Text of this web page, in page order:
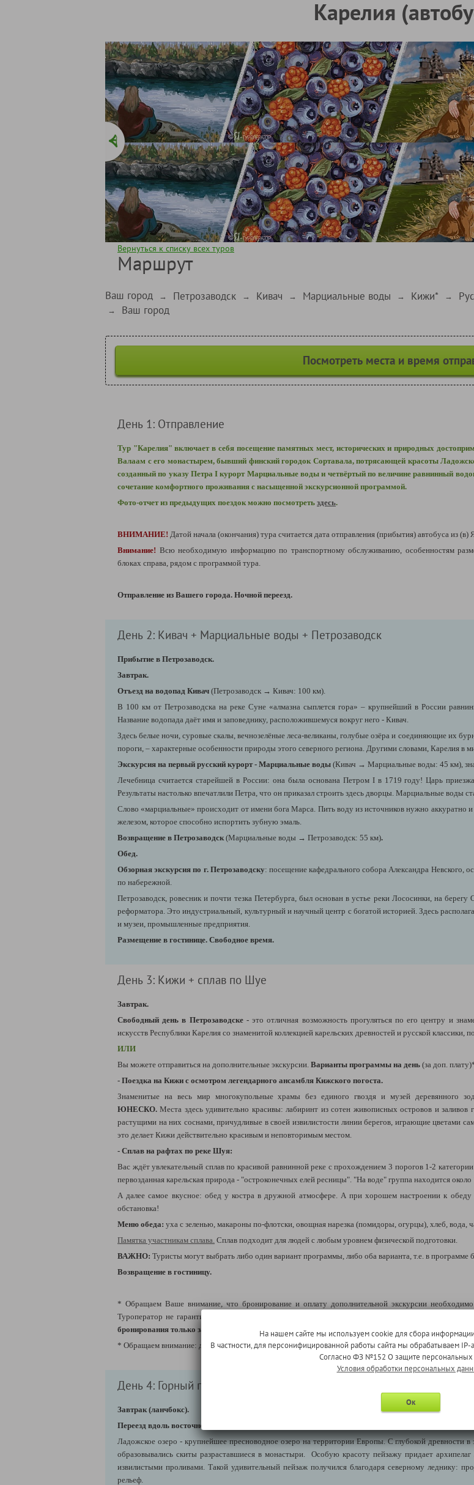
Карелия
Вернуться к списку всех туров
Маршрут
Ваш город → Петрозаводск → Кивач → Марциальные воды → Кижи* →
→ Ваш город
Посмотреть места и время
День 1: Отправление
Тур "Карелия" включает в себя посещение памятных мест, исторических и природных
Валаам с его монастырем, бывший финский городок Сортавала, потрясающей красоты
созданный по указу Петра I курорт Марциальные воды и четвёртый по величине равнинный
сочетание комфортного проживания с насыщенной экскурсионной программой.
Фото-отчет из предыдущих поездок можно посмотреть здесь.
ВНИМАНИЕ! Датой начала (окончания) тура считается дата отправления (прибытия) автобуса из (в)
Внимание! Всю необходимую информацию по транспортному обслуживанию, особенностям
блоках справа, рядом с программой тура.
Отправление из Вашего города. Ночной переезд.
День 2: Кивач + Марциальные воды + Петрозаводск
Прибытие в Петрозаводск.
Завтрак.
Отъезд на водопад Кивач (Петрозаводск → Кивач: 100 км).
В 100 км от Петрозаводска на реке Суне «алмазна сыплется гора» – крупнейший в России
Название водопада даёт имя и заповеднику, расположившемуся вокруг него - Кивач.
Здесь белые ночи, суровые скалы, вечнозелёные леса-великаны, голубые озёра и соединяющие их
пороги, – характерные особенности природы этого северного региона. Другими словами, Карелия в
Экскурсия на первый русский курорт - Марциальные воды (Кивач → Марциальные воды: 45 км),
Лечебница считается старейшей в России: она была основана Петром I в 1719 году! Царь
Результаты настолько впечатлили Петра, что он приказал строить здесь дворцы. Марциальные воды
Слово «марциальные» происходит от имени бога Марса. Пить воду из источников нужно аккуратно
железом, которое способно испортить зубную эмаль.
Возвращение в Петрозаводск(Марциальные воды → Петрозаводск: 55 км).
Обед.
Обзорная экскурсия по г. Петрозаводску: посещение кафедрального собора Александра Невского,
по набережной.
Петрозаводск, ровесник и почти тезка Петербурга, был основан в устье реки Лососинки, на
реформатора. Это индустриальный, культурный и научный центр с богатой историей. Здесь
и музеи, промышленные предприятия.
Размещение в гостинице. Свободное время.
День 3: Кижи + сплав по Шуе
Завтрак.
Свободный день в Петрозаводске -это отличная возможность прогуляться по его центру и
искусств Республики Карелия со знаменитой коллекцией карельских древностей и русской классики,
ИЛИ
Вы можете отправиться на дополнительные экскурсии. Варианты программы на день (за доп.
- Поездка на Кижи с осмотром легендарного ансамбля Кижского погоста.
Знаменитые на весь мир многокупольные храмы без единого гвоздя и музей деревянного
ЮНЕСКО. Места здесь удивительно красивы: лабиринт из сотен живописных островов и
растущими на них соснами, причудливые в своей извилистости линии берегов, играющие цветами
это делает Кижи действительно красивым и неповторимым местом.
- Сплав на рафтах по реке Шуя:
Вас ждёт увлекательный сплав по красивой равнинной реке с прохождением 3 порогов 1-2
первозданная карельская природа - "остроконечных елей ресницы". "На воде" группа находится
А далее самое вкусное: обед у костра в дружной атмосфере. А при хорошем настроении к обеду
обстановка!
Меню обеда: уха с зеленью, макароны по-флотски, овощная нарезка (помидоры, огурцы), хлеб, вода,
Памятка участникам сплава. Сплав подходит для людей с любым уровнем физической подготовки.
ВАЖНО: Туристы могут выбрать либо один вариант программы, либо оба варианта, т.е. в
Возвращение в гостиницу.
* Обращаем Ваше внимание, что бронирование и оплату дополнительной экскурсии
Туроператор не гарантирует её подтверждения, а при бронировании на месте стоимость будет
бронирования только заранее!
* Обращаем внимание: данная дополнительная экскурсия состоится при наборе группы от 10 человек.
День 4: Горный парк Рускеала + Сортавала
Завтрак (ланчбокс).
Переезд вдоль восточного побережья Ладожского озера «Древнее Нево»
Ладожское озеро - крупнейшее пресноводное озеро на территории Европы. С глубокой древности в
образовывались скиты разраставшиеся в монастыри. Особую красоту пейзажу придает
извилистыми проливами. Такой удивительный пейзаж получился благодаря северному леднику:
рельеф.
На нашем сайте мы используем cookie для сбора информации
В частности, для персонифицированной работы сайта мы обрабатываем
Согласно ФЗ №152 О защите
Условия обработки персональных
Ок